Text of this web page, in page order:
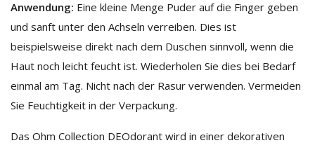
Anwendung: Eine kleine Menge Puder auf die Finger geben
und sanft unter den Achseln verreiben. Dies ist
beispielsweise direkt nach dem Duschen sinnvoll, wenn die
Haut noch leicht feucht ist. Wiederholen Sie dies bei Bedarf
einmal am Tag. Nicht nach der Rasur verwenden. Vermeiden
Sie Feuchtigkeit in der Verpackung.
Das Ohm Collection DEOdorant wird in einer dekorativen